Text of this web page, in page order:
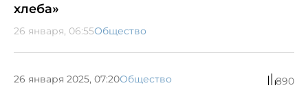
хлеба»
26 января, 06:55Общество
26 января 2025, 07:20Общество 890